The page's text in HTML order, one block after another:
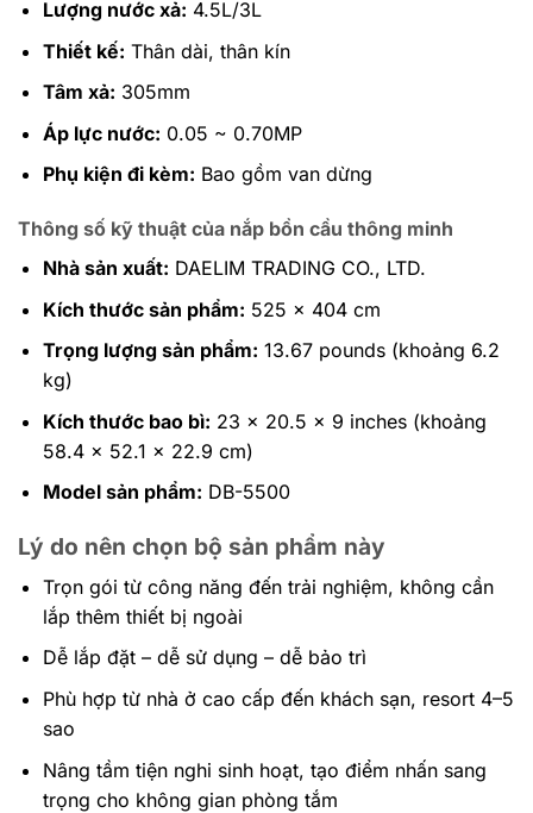
Lượng nước xả: 4.5L/3L
Thiết kế: Thân dài, thân kín
Tâm xả: 305mm
Áp lực nước: 0.05 ~ 0.70MP
Phụ kiện đi kèm: Bao gồm van dừng
Thông số kỹ thuật của nắp bồn cầu thông minh
Nhà sản xuất: DAELIM TRADING CO., LTD.
Kích thước sản phẩm: 525 x 404 cm
Trọng lượng sản phẩm: 13.67 pounds (khoảng 6.2
kg)
Kích thước bao bì: 23 x 20.5 x 9 inches (khoảng
58.4 x 52.1 x 22.9 cm)
Model sản phẩm: DB-5500
Lý do nên chọn bộ sản phẩm này
Trọn gói từ công năng đến trải nghiệm, không cần
lắp thêm thiết bị ngoài
Dễ lắp đặt – dễ sử dụng – dễ bảo trì
Phù hợp từ nhà ở cao cấp đến khách sạn, resort 4–5
sao
Nâng tầm tiện nghi sinh hoạt, tạo điểm nhấn sang
trọng cho không gian phòng tắm